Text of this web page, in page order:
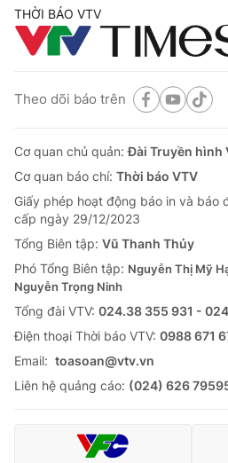
THỜI BÁO VTV
Theo dõi báo trên
Cơ quan chủ quản:Đài Truyền hình
Cơ quan báo chí: Thời báo VTV
Giấy phép hoạt động báo in và báo
cấp ngày 29/12/2023
Tổng Biên tập: Vũ Thanh Thủy
Phó Tổng Biên tập: Nguyễn Thị Mỹ
Nguyễn Trọng Ninh
Tổng đài VTV: 024.38 355 931 -
Ðiện thoại Thời báo VTV: 0988 671
Email: toasoan@vtv.vn
Liên hệ quảng cáo: (024) 626